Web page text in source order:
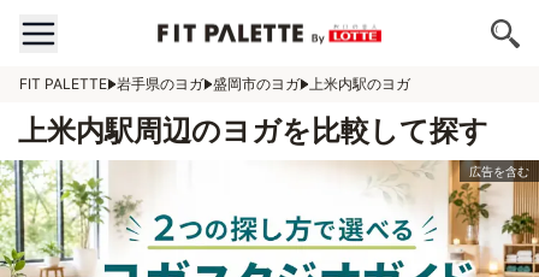
FIT PALETTE 岩手県のヨガ 盛岡市のヨガ 上米内駅のヨガ
上米内駅周辺のヨガを比較して探す